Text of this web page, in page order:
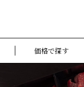
価格で探す